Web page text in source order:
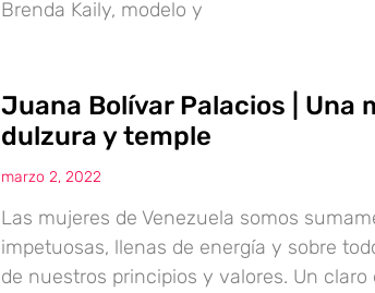
Brenda Kaily, modelo y
Juana Bolívar Palacios | Una
dulzura y temple
marzo 2, 2022
Las mujeres de Venezuela somos
impetuosas, llenas de energía y sobre
de nuestros principios y valores. Un claro